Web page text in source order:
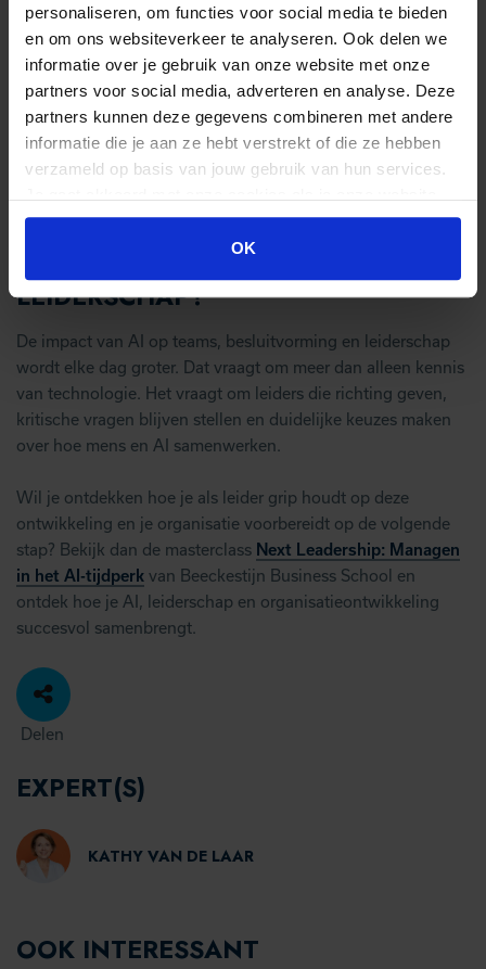
personaliseren, om functies voor social media te bieden
en om ons websiteverkeer te analyseren. Ook delen we
informatie over je gebruik van onze website met onze
partners voor social media, adverteren en analyse. Deze
partners kunnen deze gegevens combineren met andere
informatie die je aan ze hebt verstrekt of die ze hebben
verzameld op basis van jouw gebruik van hun services.
blijft gebruiken.
OK
En dan krijg je wat je nu steeds vaker ziet: werk dat er goed
uitziet, maar minder stevig is dan het lijkt.
Sterk leiderschap zit niet in het gebruik van de tool. Het zit in
wat jij accepteert als goed werk. In de vragen die je stelt. In
de momenten waarop je niet genoegen neemt met iets dat
alleen maar logisch klinkt. Want hoe beter de technologie
die denken en mensen die alleen opleveren
BEN JIJ KLAAR VOOR AI-
LEIDERSCHAP?
De impact van AI op teams, besluitvorming en leiderschap
wordt elke dag groter. Dat vraagt om meer dan alleen kennis
van technologie. Het vraagt om leiders die richting geven,
kritische vragen blijven stellen en duidelijke keuzes maken
over hoe mens en AI samenwerken.
Wil je ontdekken hoe je als leider grip houdt op deze
ontwikkeling en je organisatie voorbereidt op de volgende
stap? Bekijk dan de masterclass Next Leadership: Managen
in het AI-tijdperk van Beeckestijn Business School en
ontdek hoe je AI, leiderschap en organisatieontwikkeling
succesvol samenbrengt.
Delen
EXPERT(S)
KATHY VAN DE LAAR
OOK INTERESSANT